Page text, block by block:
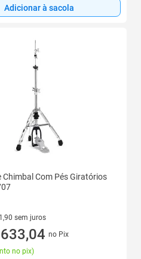
Adicionar à sacola
Chimbal Com Pés Giratórios
sem juros
sem jurosno Pix
no pix)